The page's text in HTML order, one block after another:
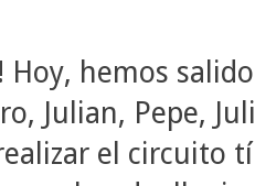
Hoy, hemos
Julian, Pepe,
el circuito